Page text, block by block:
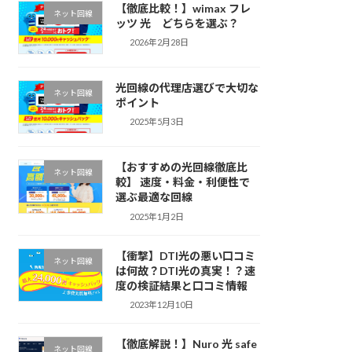
ネット回線
【徹底比較！】wimax フレ
ッツ 光 どちらを選ぶ？
2026年2月28日
ネット回線
光回線の代理店選びで大切な
ポイント
2025年5月3日
ネット回線
【おすすめの光回線徹底比
較】 速度・料金・利便性で
選ぶ最適な回線
2025年1月2日
ネット回線
【衝撃】DTI光の悪い口コミ
は何故？DTI光の真実！？速
度の検証結果と口コミ情報
2023年12月10日
ネット回線
【徹底解説！】Nuro 光 safe